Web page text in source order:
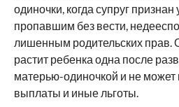
одиночки, когда супруг
пропавшим без вести,
лишенным родительских прав.
растит ребенка одна после
матерью-одиночкой и не может
выплаты и иные льготы.